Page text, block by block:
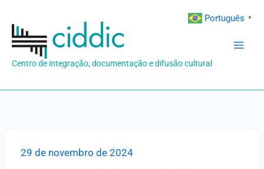
para
conteúdo
Centro de integração, documentação e difusão cultural
29 de novembro de 2024
Português ▼